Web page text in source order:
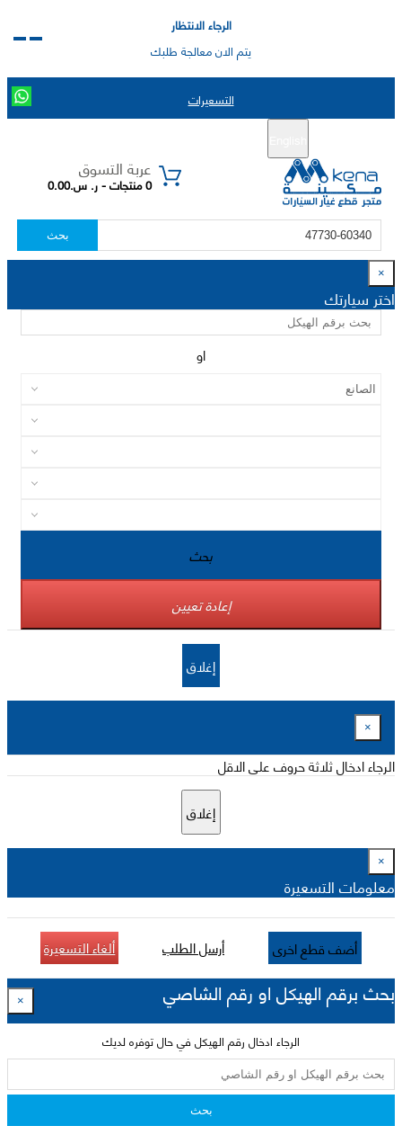
الرجاء الانتظار
يتم الان معالجة طلبك
التسعيرات
عربة التسوق
0 منتجات - ر. س.0.00
بحث
×
اختر سيارتك
او
بحث
إعادة تعيين
إغلاق
×
الرجاء ادخال ثلاثة حروف على الاقل
إغلاق
×
معلومات التسعيرة
أضف قطع اخرى أرسل الطلب ألغاء التسعيرة
بحث برقم الهيكل او رقم الشاصي ×
الرجاء ادخال رقم الهيكل في حال توفره لديك
بحث